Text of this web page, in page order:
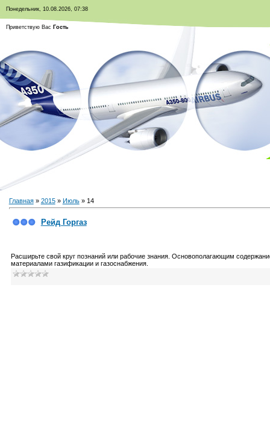
Понедельник, 10.08.2026, 07:38
Приветствую Вас Гость
Главная» 2015 » Июль » 14
Рейд Горгаз
Расширьте свой круг познаний или рабочие знания. Основополагающим
материалами газификации и газоснабжения.